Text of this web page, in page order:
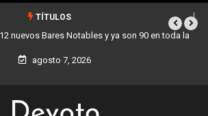
TÍTULOS
de la Ciudad llegan esta semana a Villa
agosto 7, 2026